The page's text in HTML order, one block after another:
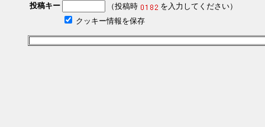
投稿キー
（投稿時
を入力してください）
クッキー情報を保存